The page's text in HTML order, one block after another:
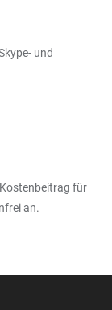
und
für
an.